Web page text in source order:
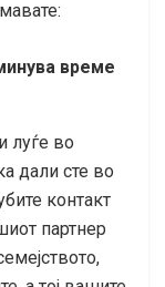
време
луѓе во
дали сте во
контакт
партнер